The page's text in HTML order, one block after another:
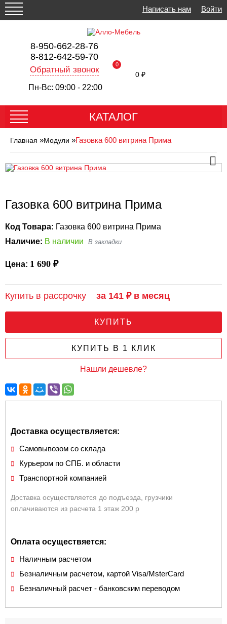
Написать нам Войти
8-950-662-28-76
8-812-642-59-70
Обратный звонок
Пн-Вс: 09:00 - 22:00
0
0 ₽
КАТАЛОГ
Главная »Модули »Газовка 600 витрина Прима
Газовка 600 витрина Прима
Код Товара: Газовка 600 витрина Прима
Наличие: В наличии
Цена: 1 690 ₽
Купить в рассрочку за 141 ₽ в месяц
КУПИТЬ
КУПИТЬ В 1 КЛИК
Нашли дешевле?
Доставка осуществляется:
Самовывозом со склада
Курьером по СПБ. и области
Транспортной компанией
Доставка осуществляется до подъезда, грузчики
оплачиваются из расчета 1 этаж 200 р
Оплата осуществяется:
Наличным расчетом
Безналичным расчетом, картой Visa/MsterCard
Безналичный расчет - банковским переводом